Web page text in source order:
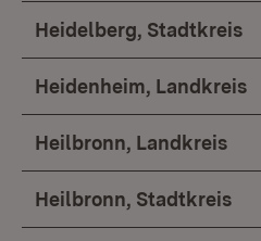
Heidelberg, Stadtkreis
Heidenheim, Landkreis
Heilbronn, Landkreis
Heilbronn, Stadtkreis